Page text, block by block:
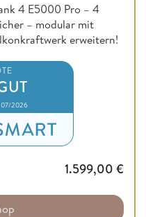
4 E5000 Pro – 4
– modular mit
erweitern!
07/2026
1.599,00 €